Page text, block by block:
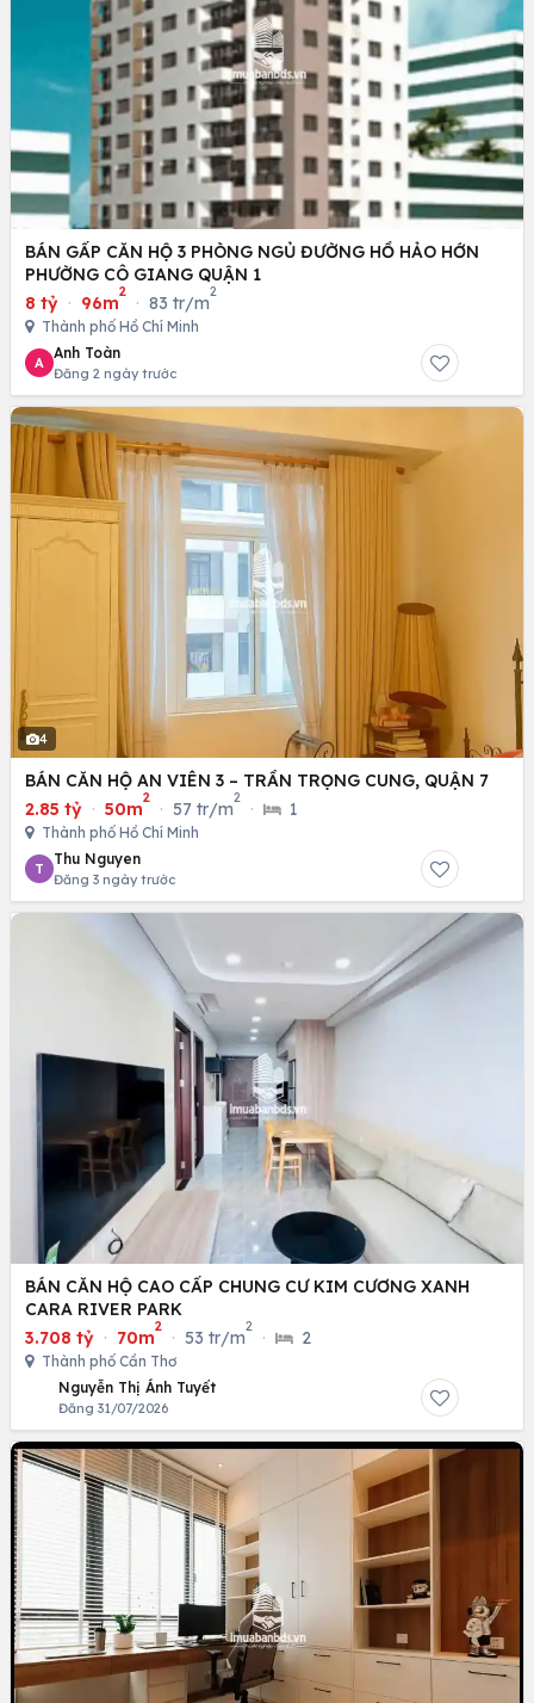
BÁN GẤP CĂN HỘ 3 PHÒNG NGỦ ĐƯỜNG HỒ HẢO HỚN
PHƯỜNG CÔ GIANG QUẬN 1
8 tỷ · 96m
2
· 83 tr/m
2
Thành phố Hồ Chí Minh
A
Anh Toàn
Đăng 2 ngày trước
4
BÁN CĂN HỘ AN VIÊN 3 – TRẦN TRỌNG CUNG, QUẬN 7
2.85 tỷ · 50m
2
· 57 tr/m
2
· 1
Thành phố Hồ Chí Minh
T
Thu Nguyen
Đăng 3 ngày trước
BÁN CĂN HỘ CAO CẤP CHUNG CƯ KIM CƯƠNG XANH
CARA RIVER PARK
3.708 tỷ · 70m
2
· 53 tr/m
2
· 2
Thành phố Cần Thơ
Nguyễn Thị Ánh Tuyết
Đăng 31/07/2026